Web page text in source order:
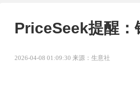
PriceSeek提醒：
2026-04-08 01:09:30 来源：生意社